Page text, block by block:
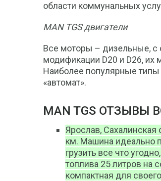
области коммунальных
MAN TGS двигатели
Все моторы – дизельные, с
модификации D20 и D26,
Наиболее популярные типы
«автомат».
MAN TGS ОТЗЫВЫ
Ярослав, Сахалинская
км. Машина идеально
грузить все что
топлива 25 литров на
компактная для